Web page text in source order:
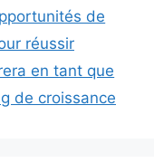
de
réussir
en tant que
de croissance